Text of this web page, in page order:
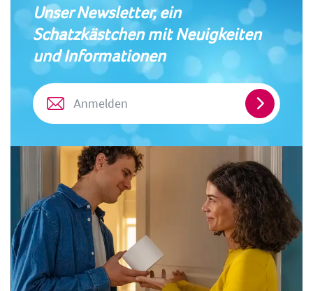
Unser Newsletter, ein
Schatzkästchen mit Neuigkeiten
und Informationen
Anmelden